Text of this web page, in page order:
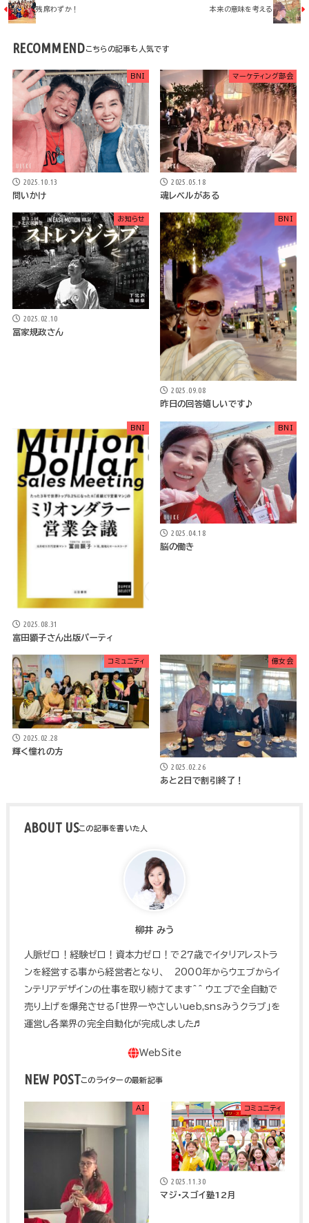
残席わずか！ 本来の意味を考える
RECOMMEND
BNI
2025.10.13
問いかけ
マーケティング部会
2025.05.18
魂レベルがある
お知らせ
2025.02.10
冨家規政さん
BNI
2025.09.08
昨日の回答嬉しいです♪
BNI
2025.08.31
富田顕子さん出版パーティ
BNI
2025.04.18
脳の働き
コミュニティ
2025.02.28
輝く憧れの方
億女会
2025.02.26
あと２日で割引終了！
ABOUT US
柳井 みう
人脈ゼロ！経験ゼロ！資本力ゼロ！で２７歳でイタリアレストラ
ンを経営する事から経営者となり、 2000年からウエブからイ
ンテリアデザインの仕事を取り続けてます^^ ウエブで全自動で
売り上げを爆発させる「世界一やさしいueb,snsみうクラブ」を
運営し各業界の完全自動化が完成しました♬
NEW POST
AI コミュニティ
2025.11.30
マジ・スゴイ塾12月